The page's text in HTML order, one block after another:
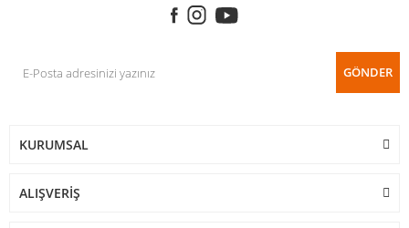
GÖNDER
KURUMSAL
ALIŞVERİŞ